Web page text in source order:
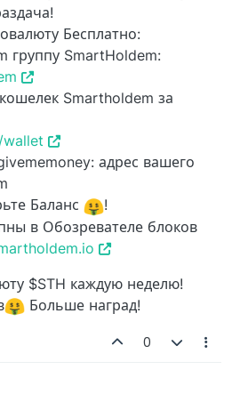
Бесплатно:
группу SmartHoldem:
Smartholdem за
адрес вашего
Баланс
!
в Обозревателе блоков
$STH каждую неделю!
Больше наград!
0